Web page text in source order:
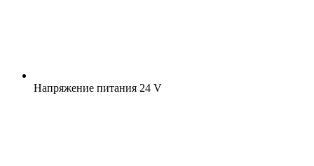
Напряжение питания 24 V